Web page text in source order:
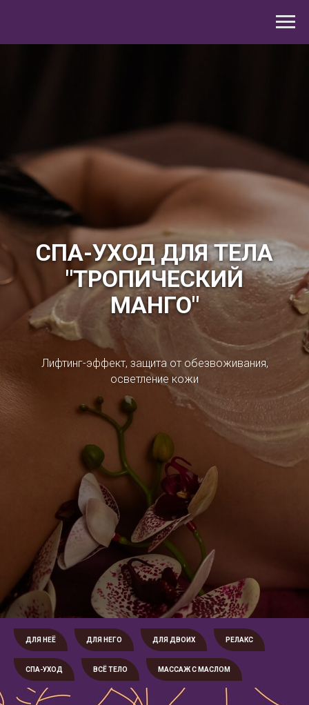
СПА-УХОД ДЛЯ ТЕЛА
"ТРОПИЧЕСКИЙ
МАНГО"
Лифтинг-эффект, защита от обезвоживания,
осветление кожи
ДЛЯ НЕЁ ДЛЯ НЕГО ДЛЯ ДВОИХ РЕЛАКС
СПА-УХОД ВСЁ ТЕЛО МАССАЖ С МАСЛОМ